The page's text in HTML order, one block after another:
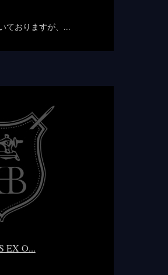
ておりますが、...
EX O...